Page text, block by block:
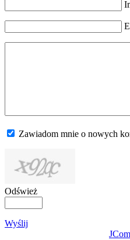
Zawiadom mnie o nowych
Odśwież
Wyślij